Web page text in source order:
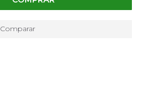
Comparar